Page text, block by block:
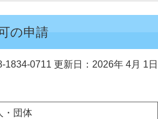
の申請
1834-0711 更新日：2026年 4月 1日
・団体